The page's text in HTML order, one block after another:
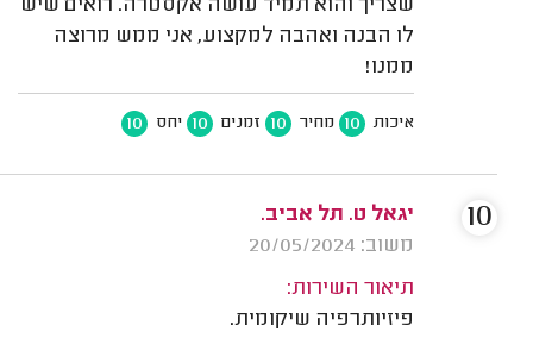
שצריך והוא תמיד עושה אקסטרה. רואים שיש
לו הבנה ואהבה למקצוע, אני ממש מרוצה
ממנו!
איכות 10 מחיר 10 זמנים 10 יחס 10
יגאל ט. תל אביב.
משוב: 20/05/2024
תיאור השירות:
פיזיותרפיה שיקומית.
10